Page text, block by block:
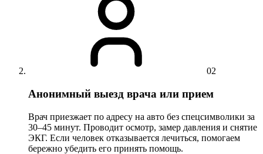
02
Анонимный выезд врача или прием
Врач приезжает по адресу на авто без спецсимволики за
30–45 минут. Проводит осмотр, замер давления и снятие
ЭКГ. Если человек отказывается лечиться, помогаем
бережно убедить его принять помощь.